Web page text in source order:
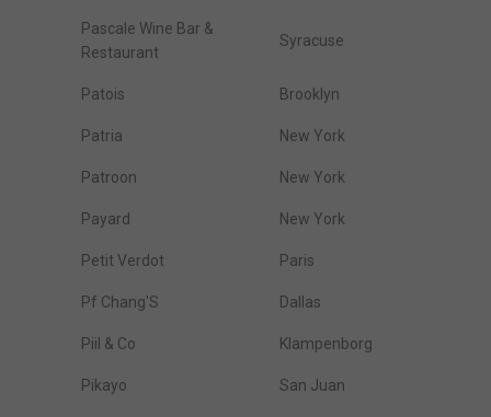
Pascale Wine Bar &
Restaurant
Syracuse
Patois Brooklyn
Patria New York
Patroon New York
Payard New York
Petit Verdot Paris
Pf Chang'S Dallas
Piil & Co Klampenborg
Pikayo San Juan